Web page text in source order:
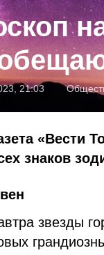
21:03
«Вести
знаков
звезды